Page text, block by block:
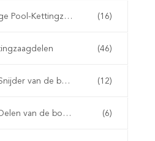
Lange Pool-Kettingzaag (16)
(46)
De Snijder van de benzineborstel (12)
De Delen van de borstelsnijder (6)